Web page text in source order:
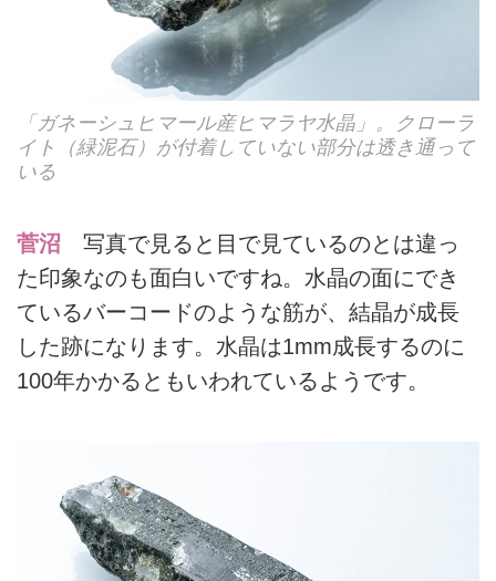
「ガネーシュヒマール産ヒマラヤ水晶」。クローラ
イト（緑泥石）が付着していない部分は透き通って
いる
菅沼 写真で見ると目で見ているのとは違っ
た印象なのも面白いですね。水晶の面にでき
ているバーコードのような筋が、結晶が成長
した跡になります。水晶は1mm成長するのに
100年かかるともいわれているようです。